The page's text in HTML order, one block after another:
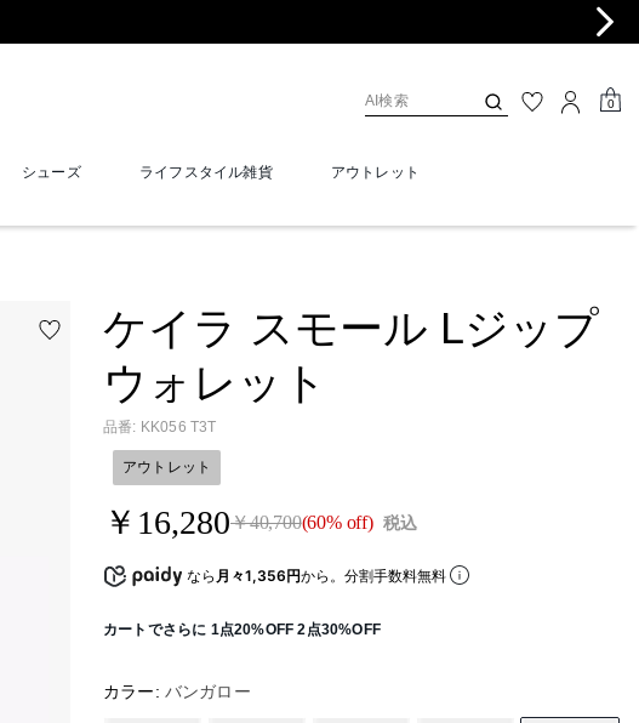
0
シューズ ライフスタイル雑貨 アウトレット
ケイラ スモール Lジップ
ウォレット
品番: KK056 T3T
アウトレット
￥16,280￥40,700(60% off) 税込
なら 月々1,356円から。分割手数料無料
カートでさらに 1点20%OFF 2点30%OFF
カラー: バンガロー